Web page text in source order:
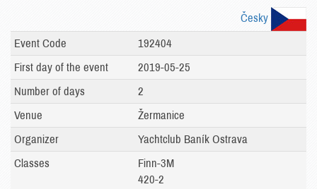
Česky
Event Code
192404
First day of the event
2019-05-25
Number of days
2
Venue
Žermanice
Organizer
Yachtclub Baník Ostrava
Classes
Finn-3M
420-2